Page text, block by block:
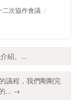
二次協作會議
紹。...
議程，我們剛剛完
... →